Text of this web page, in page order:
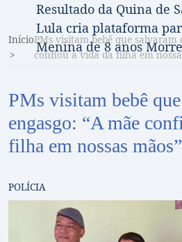
Resultado da Quina de
Lula cria plataforma
Menina de 8 anos
InícioPMs visitam bebê que salvaram
confiou a vida da filha em
PMs visitam bebê
engasgo: “A mãe
filha em nossas mãos”
POLÍCIA